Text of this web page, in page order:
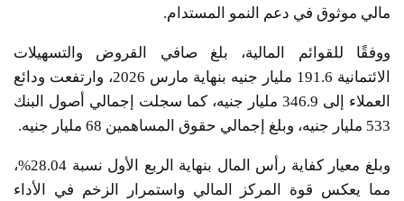
مالي موثوق في دعم النمو المستدام.
ووفقًا للقوائم المالية، بلغ صافي القروض والتسهيلات
الائتمانية 191.6 مليار جنيه بنهاية مارس 2026، وارتفعت ودائع
العملاء إلى 346.9 مليار جنيه، كما سجلت إجمالي أصول البنك
533 مليار جنيه، وبلغ إجمالي حقوق المساهمين 68 مليار جنيه.
وبلغ معيار كفاية رأس المال بنهاية الربع الأول نسبة 28.04%،
مما يعكس قوة المركز المالي واستمرار الزخم في الأداء